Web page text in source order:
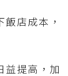
店成本，
益提高，加